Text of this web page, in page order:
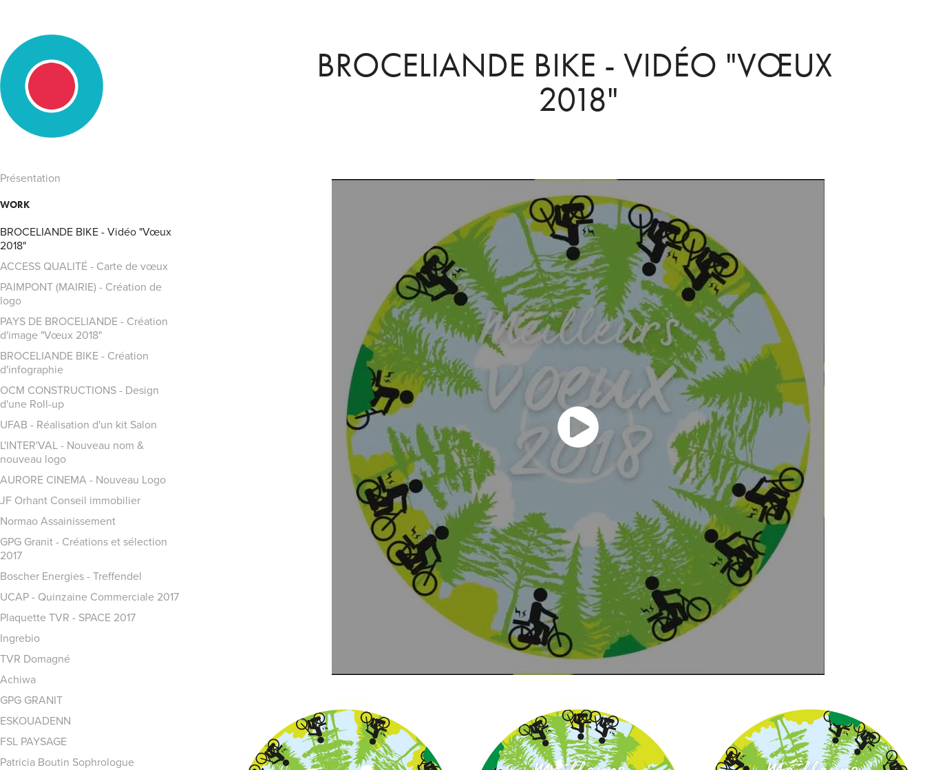
Présentation
WORK
BROCELIANDE BIKE - Vidéo "Vœux
2018"
ACCESS QUALITÉ - Carte de vœux
PAIMPONT (MAIRIE) - Création de
logo
PAYS DE BROCELIANDE - Création
d'image "Vœux 2018"
BROCELIANDE BIKE - Création
d'infographie
OCM CONSTRUCTIONS - Design
d'une Roll-up
UFAB - Réalisation d'un kit Salon
L'INTER'VAL - Nouveau nom &
nouveau logo
AURORE CINEMA - Nouveau Logo
JF Orhant Conseil immobilier
Normao Assainissement
GPG Granit - Créations et sélection
2017
Boscher Energies - Treffendel
UCAP - Quinzaine Commerciale 2017
Plaquette TVR - SPACE 2017
Ingrebio
TVR Domagné
Achiwa
GPG GRANIT
ESKOUADENN
FSL PAYSAGE
Patricia Boutin Sophrologue
BROCELIANDE BIKE - VIDÉO "VŒUX
2018"